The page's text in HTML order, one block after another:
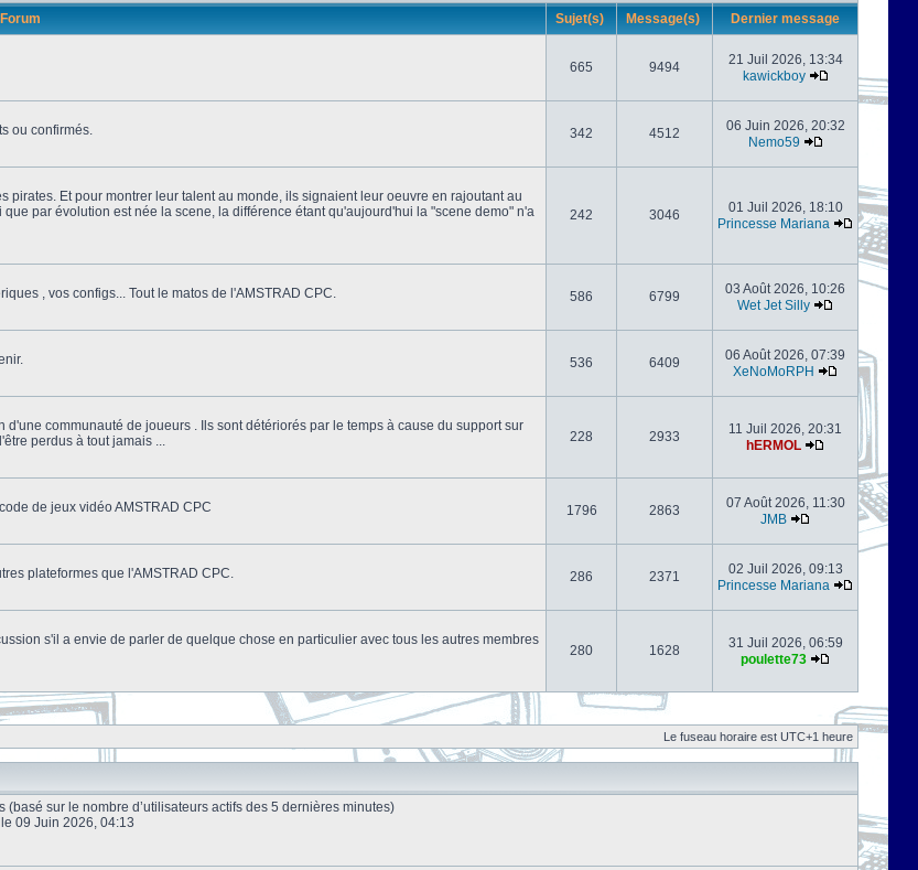
Forum Sujet(s) Message(s) Dernier message
665 9494
21 Juil 2026, 13:34
kawickboy
ou confirmés.
342 4512
06 Juin 2026, 20:32
Nemo59
Et pour montrer leur talent au monde, ils signaient leur oeuvre en rajoutant au
par évolution est née la scene, la différence étant qu'aujourd'hui la "scene demo" n'a
242 3046
01 Juil 2026, 18:10
Princesse Mariana
, vos configs... Tout le matos de l'AMSTRAD CPC.
586 6799
03 Août 2026, 10:26
Wet Jet Silly
536 6409
06 Août 2026, 07:39
XeNoMoRPH
communauté de joueurs . Ils sont détériorés par le temps à cause du support sur
perdus à tout jamais ...
228 2933
11 Juil 2026, 20:31
hERMOL
de jeux vidéo AMSTRAD CPC
1796 2863
07 Août 2026, 11:30
JMB
plateformes que l'AMSTRAD CPC.
286 2371
02 Juil 2026, 09:13
Princesse Mariana
s'il a envie de parler de quelque chose en particulier avec tous les autres membres
280 1628
31 Juil 2026, 06:59
poulette73
Le fuseau horaire est UTC+1 heure
sur le nombre d’utilisateurs actifs des 5 dernières minutes)
le 09 Juin 2026, 04:13